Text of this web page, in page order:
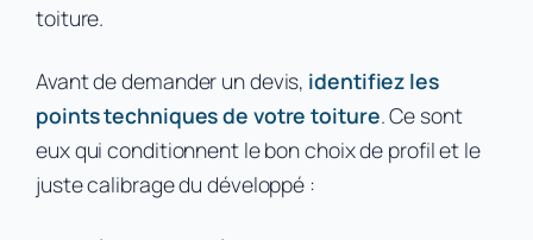
toiture.
Avant de demander un devis, identifiez les
points techniques de votre toiture. Ce sont
eux qui conditionnent le bon choix de profil et le
juste calibrage du développé :